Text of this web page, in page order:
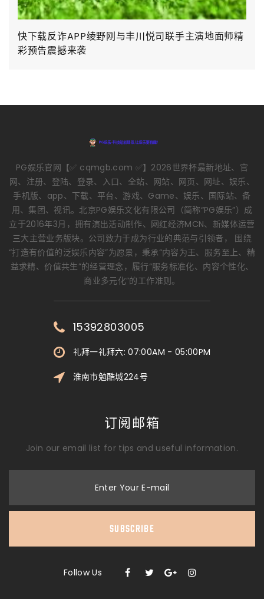
快下载反诈APP绫野刚与丰川悦司联手主演地面师精
彩预告震撼来袭
PG娱乐官网【✅ cqmgb.com ✅】2026世界杯最新地址、官
网、注册、登陆、登录、入口、全站、网站、网页、网址、娱乐、
手机版、app、下载、平台、游戏、Game、娱乐、国际站、备
用、集团、视讯。北京PG娱乐文化有限公司（简称“PG娱乐”）成
立于2016年3月，拥有演出活动制作、网红经济MCN、新媒体运营
三大主营业务版块。公司致力于成为行业的典范与引领者， 围绕
“打造有价值的泛娱乐内容”为愿景，秉承“内容为王、服务至上、精
益求精、价值共生”的经营理念，履行“服务标准化、内容个性化、
商业多元化”的工作准则。
15392803005
礼拜一礼拜六: 07:00AM - 05:00PM
淮南市勉酷城224号
订阅邮箱
Join our email list for tips and useful information.
Enter Your E-mail
SUBSCRIBE
Follow Us